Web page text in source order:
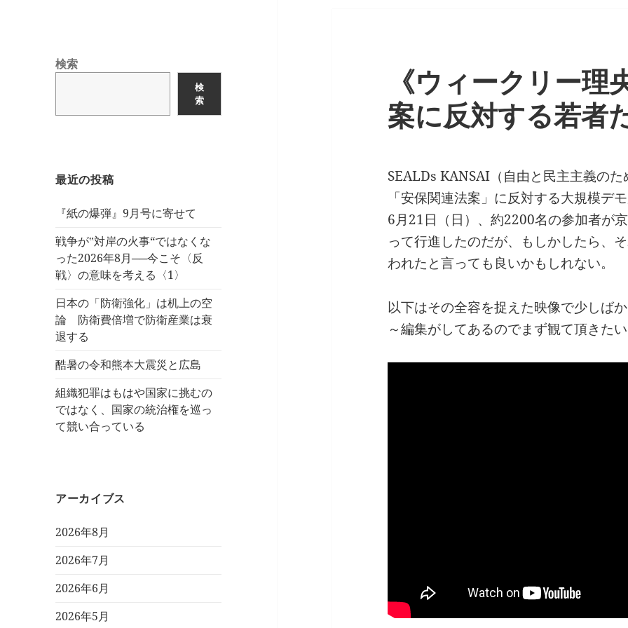
検索
検
索
最近の投稿
『紙の爆弾』9月号に寄せて
戦争が‟対岸の火事“ではなくな
った2026年8月──今こそ〈反
戦〉の意味を考える〈1〉
日本の「防衛強化」は机上の空
論 防衛費倍増で防衛産業は衰
退する
酷暑の令和熊本大震災と広島
組織犯罪はもはや国家に挑むの
ではなく、国家の統治権を巡っ
て競い合っている
アーカイブス
2026年8月
2026年7月
2026年6月
2026年5月
《ウィークリー理
案に反対する若者
SEALDs KANSAI（自由と民主主義の
「安保関連法案」に反対する大規模デ
6月21日（日）、約2200名の参加者が
って行進したのだが、もしかしたら、
われたと言っても良いかもしれない。
以下はその全容を捉えた映像で少しば
～編集がしてあるのでまず観て頂きた